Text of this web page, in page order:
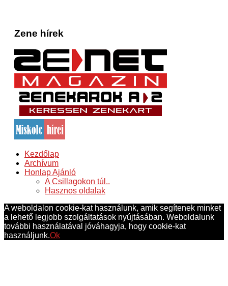
Zene hírek
Kezdőlap
Archívum
Honlap Ajánló
A Csillagokon túl..
Hasznos oldalak
A weboldalon cookie-kat használunk, amik segítenek minket
a lehető legjobb szolgáltatások nyújtásában. Weboldalunk
további használatával jóváhagyja, hogy cookie-kat
használjunk.Ok